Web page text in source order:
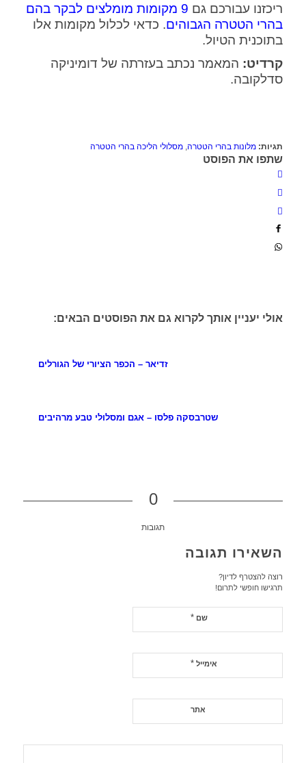
ריכזנו עבורכם גם
9 מקומות מומלצים לבקר בהם
בהרי הטטרה הגבוהים. כדאי לכלול מקומות אלו
בתוכנית הטיול.
קרדיט: המאמר נכתב בעזרתה של דומיניקה
סדלקובה.
תגיות: מלונות בהרי הטטרה, מסלולי הליכה בהרי הטטרה
שתפו את הפוסט
אולי יעניין אותך לקרוא גם את הפוסטים הבאים:
זדיאר – הכפר הציורי של הגורלים
שטרבסקה פלסו – אגם ומסלולי טבע מרהיבים
0
תגובות
השאירו תגובה
רוצה להצטרף לדיון?
תרגישו חופשי לתרום!
שם*
אימייל*
אתר